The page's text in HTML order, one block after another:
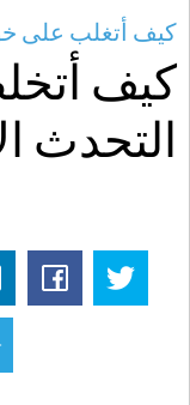
كيف أتغلب على
كيف
التحدث